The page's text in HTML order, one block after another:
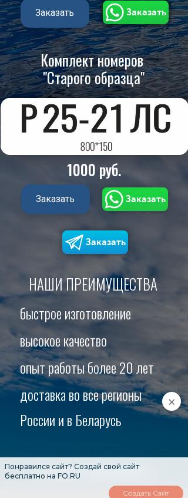
Заказать
1000 руб.
Заказать
Заказать
Заказать
Заказать
Комплект номеров
"Старого образца"
НАШИПРЕИМУЩЕСТВА
быстрое изготовление
высокоекачество
опыт работы более 20 лет
доставка во все регионы
Россиии в Беларусь
Отзывы о нашей работе
Понравился сайт? Создай свой сайт
бесплатно на FO.RU
Создать Сайт
×